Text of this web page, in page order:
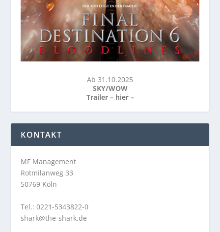
Ab 31.10.2025
SKY/WOW
Trailer – hier –
KONTAKT
MF Management
Rotmilanweg 33
50769 Köln
Tel.: 0221-5343822-0
shark@the-shark.de